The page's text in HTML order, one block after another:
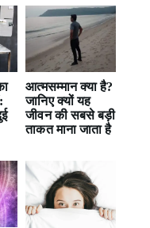
आत्मसम्मान क्या है?
जानिए क्यों यह
जीवन की सबसे बड़ी
ताकत माना जाता है